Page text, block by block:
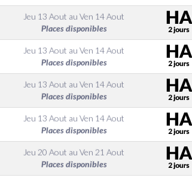
Jeu 13 Aout au Ven 14 Aout
Places disponibles
Jeu 13 Aout au Ven 14 Aout
Places disponibles
Jeu 13 Aout au Ven 14 Aout
Places disponibles
Jeu 13 Aout au Ven 14 Aout
Places disponibles
Jeu 20 Aout au Ven 21 Aout
Places disponibles